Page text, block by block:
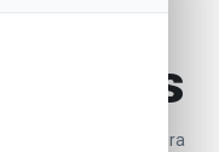
Contas
Ambiente E Agricultura